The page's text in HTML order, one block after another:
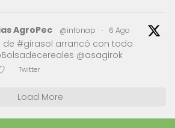
AgroPec @infonap · 6 Ago
de #girasol arrancó con todo
@asagirok
Twitter
Load More